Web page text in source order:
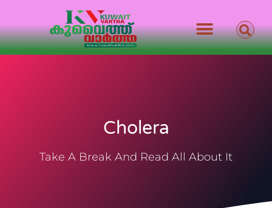
Cholera
Take A Break And Read All About It